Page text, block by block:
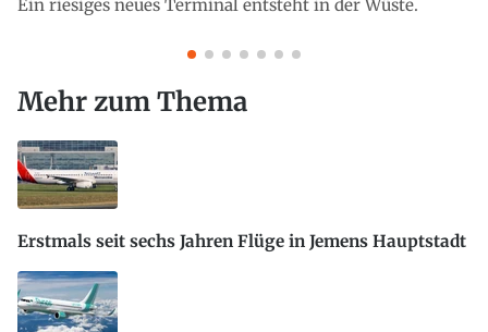
Ein riesiges neues Terminal entsteht in der Wüste.
Mehr zum Thema
Erstmals seit sechs Jahren Flüge in Jemens Hauptstadt